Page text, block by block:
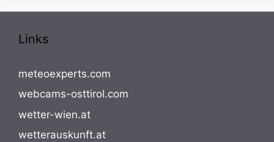
Links
meteoexperts.com
webcams-osttirol.com
wetter-wien.at
wetterauskunft.at